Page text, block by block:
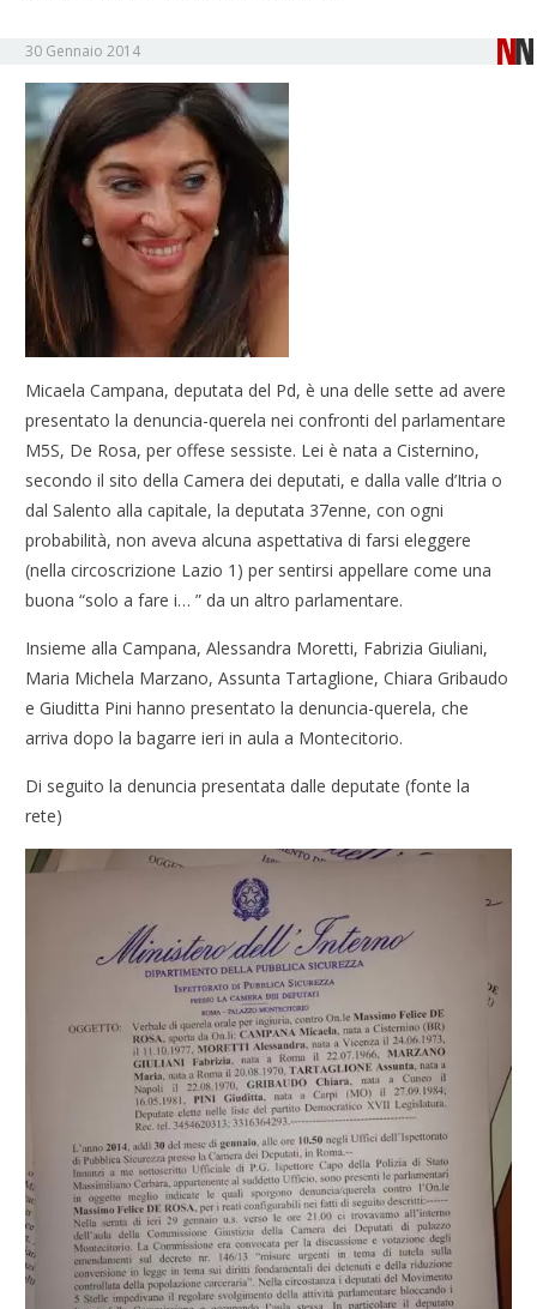
30 Gennaio 2014
Micaela Campana, deputata del Pd, è una delle sette ad avere
presentato la denuncia-querela nei confronti del parlamentare
M5S, De Rosa, per offese sessiste. Lei è nata a Cisternino,
secondo il sito della Camera dei deputati, e dalla valle d’Itria o
dal Salento alla capitale, la deputata 37enne, con ogni
probabilità, non aveva alcuna aspettativa di farsi eleggere
(nella circoscrizione Lazio 1) per sentirsi appellare come una
buona “solo a fare i… ” da un altro parlamentare.
Insieme alla Campana, Alessandra Moretti, Fabrizia Giuliani,
Maria Michela Marzano, Assunta Tartaglione, Chiara Gribaudo
e Giuditta Pini hanno presentato la denuncia-querela, che
arriva dopo la bagarre ieri in aula a Montecitorio.
Di seguito la denuncia presentata dalle deputate (fonte la
rete)